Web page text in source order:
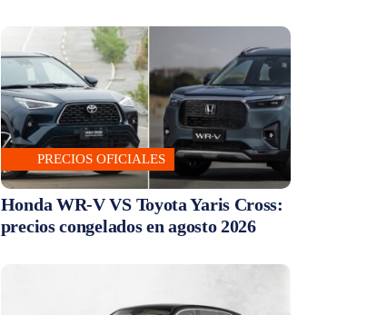
PRECIOS OFICIALES
Honda WR-V VS Toyota Yaris Cross:
precios congelados en agosto 2026